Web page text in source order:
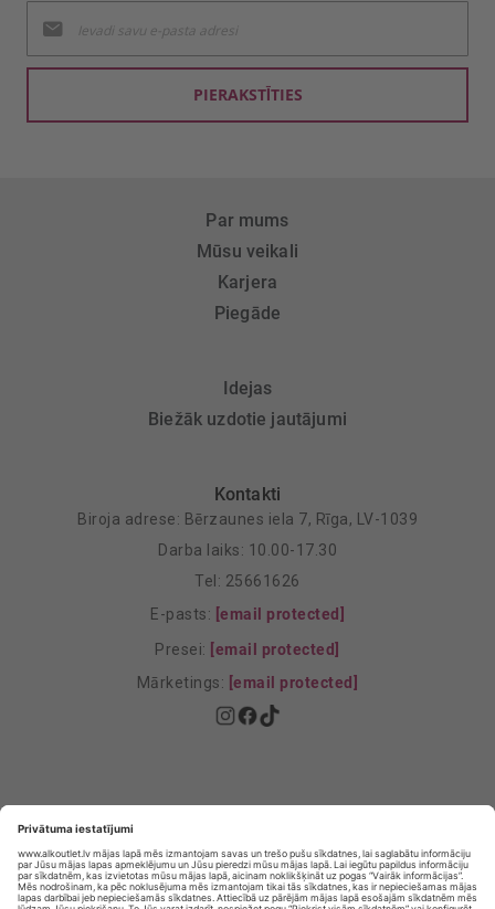
jaunumu
saņemšanai:
PIERAKSTĪTIES
Par mums
Mūsu veikali
Karjera
Piegāde
Idejas
Biežāk uzdotie jautājumi
Kontakti
Biroja adrese: Bērzaunes iela 7, Rīga, LV-1039
Darba laiks: 10.00-17.30
Tel: 25661626
E-pasts: [email protected]
Presei: [email protected]
Mārketings: [email protected]
Privātuma Iestatījumi
E-veikala lietošanas noteikumi